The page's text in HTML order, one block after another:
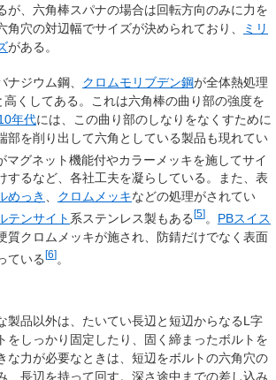
が、六角棒スパナの場合は回転方向のみに力を
角穴の対辺幅でサイズが決められており、
ミリ
がある。
ジウム鋼、 クロムモリブデン鋼が全体熱処理
高くしてある。これは六角棒の曲り部の強度を
年代には、この曲り部のしなりをなくすために
部を削り出して六角としている製品も現れてい
マグネット機能付やカラーメッキを施してサイ
するなど、各社工夫を凝らしている。また、表
めっき 、 クロムメッキなどの処理がされてい
テンサイト 系ステンレス製もある [5] 。 PBスイス
質クロムメッキが施され、防錆だけでなく表面
ている [6] 。
製品以外は、たいてい長辺と短辺からなるL字
をしっかり固定したり、固く締まったボルトを
な力が必要なときは、短辺をボルトの六角穴の
、長辺を持って回す。深さ途中までの差し込み